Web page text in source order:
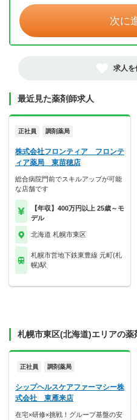
次に
求人を
最近見た薬剤師求人
正社員 調剤薬局
株式会社フロンティア フロンテ
ィア薬局 東苗穂店
総合病院門前でスキルアップが可能
な店舗です
【年収】400万円以上 25歳～モ
デル
北海道 札幌市東区
札幌市営地下鉄東豊線 元町(札
幌)駅
札幌市東区(北海道)エリアの薬
正社員 調剤薬局
シップヘルスケアファーマシー株
式会社 東雁来店
在宅×研修×挑戦！グループ基盤の安